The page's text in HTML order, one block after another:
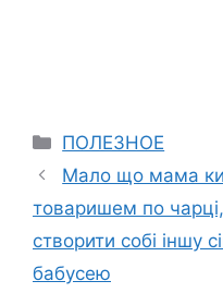
Categories
ПОЛЕЗНОЕ
Мало що мама
товаришем по
створити собі іншу
бабусею